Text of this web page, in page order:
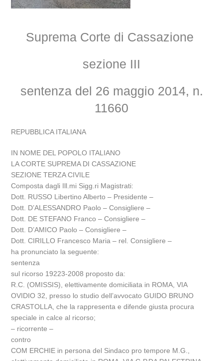
Suprema Corte di Cassazione
sezione III
sentenza del 26 maggio 2014, n.
11660
REPUBBLICA ITALIANA
IN NOME DEL POPOLO ITALIANO
LA CORTE SUPREMA DI CASSAZIONE
SEZIONE TERZA CIVILE
Composta dagli Ill.mi Sigg.ri Magistrati:
Dott. RUSSO Libertino Alberto – Presidente –
Dott. D’ALESSANDRO Paolo – Consigliere –
Dott. DE STEFANO Franco – Consigliere –
Dott. D’AMICO Paolo – Consigliere –
Dott. CIRILLO Francesco Maria – rel. Consigliere –
ha pronunciato la seguente:
sentenza
sul ricorso 19223-2008 proposto da:
R.C. (OMISSIS), elettivamente domiciliata in ROMA, VIA
OVIDIO 32, presso lo studio dell’avvocato GUIDO BRUNO
CRASTOLLA, che la rappresenta e difende giusta procura
speciale in calce al ricorso;
– ricorrente –
contro
COM ERCHIE in persona del Sindaco pro tempore M.G.,